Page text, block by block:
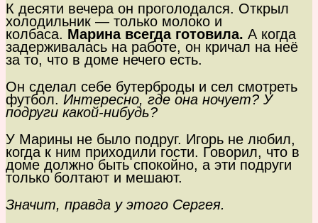
К десяти вечера он проголодался. Открыл
холодильник — только молоко и
колбаса. Марина всегда готовила. А когда
задерживалась на работе, он кричал на неё
за то, что в доме нечего есть.
Он сделал себе бутерброды и сел смотреть
футбол. Интересно, где она ночует? У
подруги какой-нибудь?
У Марины не было подруг. Игорь не любил,
когда к ним приходили гости. Говорил, что в
доме должно быть спокойно, а эти подруги
только болтают и мешают.
Значит, правда у этого Сергея.